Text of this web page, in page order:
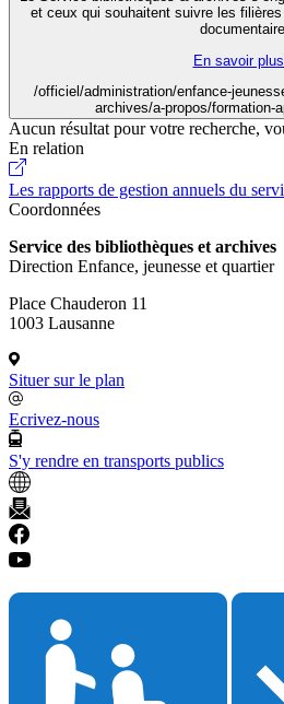
et ceux qui souhaitent suivre les
En savoir
/officiel/administration/enfance-
archives/a-propos/formation-
Aucun résultat pour votre recherche,
En relation
Les rapports de gestion annuels du
Coordonnées
Service des bibliothèques et archives
Direction Enfance, jeunesse et quartier
Place Chauderon 11
1003 Lausanne
Situer sur le plan
Ecrivez-nous
S'y rendre en transports publics